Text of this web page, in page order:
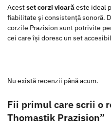
Acestset corzi vioarăeste ideal
fiabilitate și consistență sonoră.
corzile Prazision sunt potrivite
cei care își doresc un set
Nu există recenzii până acum.
Fii primul care scrii o
Thomastik Prazision”